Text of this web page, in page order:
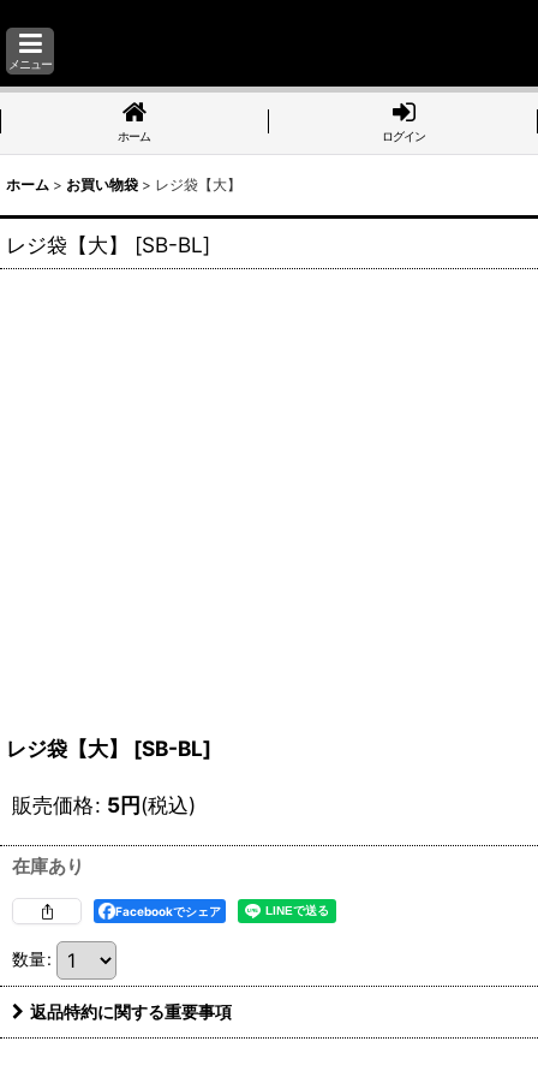
メニュー
ホーム ログイン
ホーム > お買い物袋 > レジ袋【大】
レジ袋【大】 [SB-BL]
レジ袋【大】 [SB-BL]
販売価格: 5円(税込)
在庫あり
Facebookでシェア
数量:
返品特約に関する重要事項